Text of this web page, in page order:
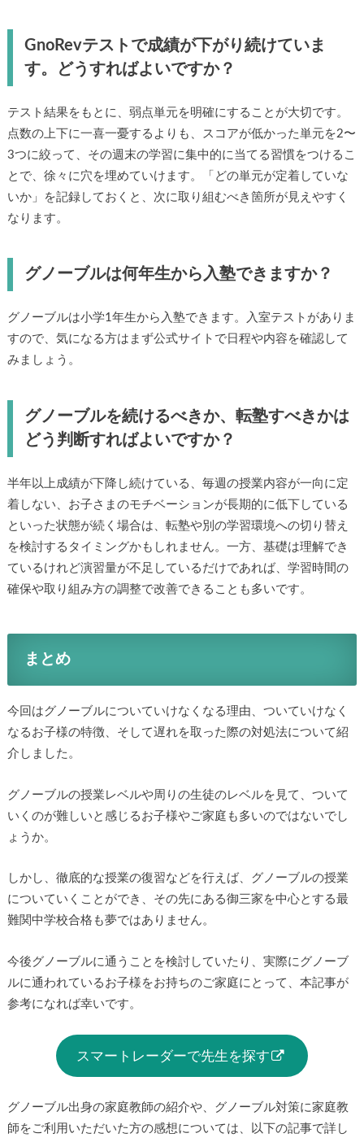
GnoRevテストで成績が下がり続けていま
す。どうすればよいですか？
テスト結果をもとに、弱点単元を明確にすることが大切です。
点数の上下に一喜一憂するよりも、スコアが低かった単元を2〜
3つに絞って、その週末の学習に集中的に当てる習慣をつけるこ
とで、徐々に穴を埋めていけます。「どの単元が定着していな
いか」を記録しておくと、次に取り組むべき箇所が見えやすく
なります。
グノーブルは何年生から入塾できますか？
グノーブルは小学1年生から入塾できます。入室テストがありま
すので、気になる方はまず公式サイトで日程や内容を確認して
みましょう。
グノーブルを続けるべきか、転塾すべきかは
どう判断すればよいですか？
半年以上成績が下降し続けている、毎週の授業内容が一向に定
着しない、お子さまのモチベーションが長期的に低下している
といった状態が続く場合は、転塾や別の学習環境への切り替え
を検討するタイミングかもしれません。一方、基礎は理解でき
ているけれど演習量が不足しているだけであれば、学習時間の
確保や取り組み方の調整で改善できることも多いです。
まとめ
今回はグノーブルについていけなくなる理由、ついていけなく
なるお子様の特徴、そして遅れを取った際の対処法について紹
介しました。
グノーブルの授業レベルや周りの生徒のレベルを見て、ついて
いくのが難しいと感じるお子様やご家庭も多いのではないでし
ょうか。
しかし、徹底的な授業の復習などを行えば、グノーブルの授業
についていくことができ、その先にある御三家を中心とする最
難関中学校合格も夢ではありません。
今後グノーブルに通うことを検討していたり、実際にグノーブ
ルに通われているお子様をお持ちのご家庭にとって、本記事が
参考になれば幸いです。
スマートレーダーで先生を探す
グノーブル出身の家庭教師の紹介や、グノーブル対策に家庭教
師をご利用いただいた方の感想については、以下の記事で詳し